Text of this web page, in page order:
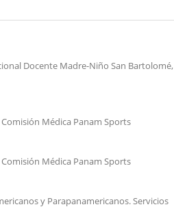
Docente Madre-Niño San Bartolomé,
Médica Panam Sports
Médica Panam Sports
y Parapanamericanos. Servicios